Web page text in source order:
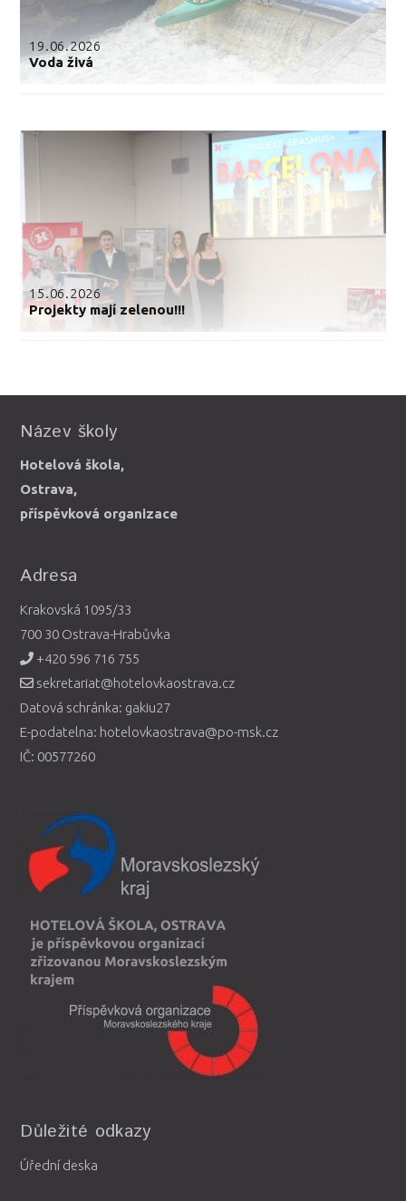
19.06.2026
Voda živá
15.06.2026
Projekty mají zelenou!!!
Název školy
Hotelová škola,
Ostrava,
příspěvková organizace
Adresa
Krakovská 1095/33
700 30 Ostrava-Hrabůvka
+420 596 716 755
sekretariat@hotelovkaostrava.cz
Datová schránka: gakiu27
E-podatelna: hotelovkaostrava@po-msk.cz
IČ: 00577260
Důležité odkazy
Úřední deska